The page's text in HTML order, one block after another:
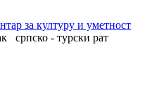
за културу и уметност
српско - турски рат